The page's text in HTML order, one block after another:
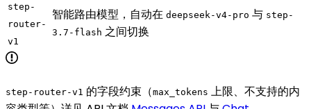
step-
router-
v1
智能路由模型，自动在 deepseek-v4-pro 与 step-
3.7-flash 之间切换
step-router-v1 的字段约束（max_tokens 上限、不支持的内